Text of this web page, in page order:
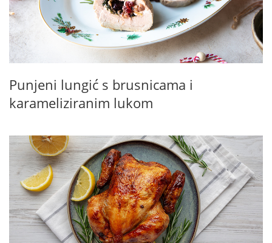
Punjeni lungić s brusnicama i
karameliziranim lukom